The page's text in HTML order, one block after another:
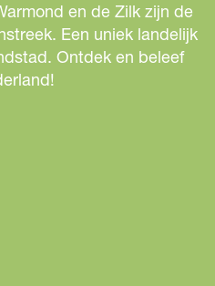
en de Zilk zijn de
Een uniek landelijk
Ontdek en beleef